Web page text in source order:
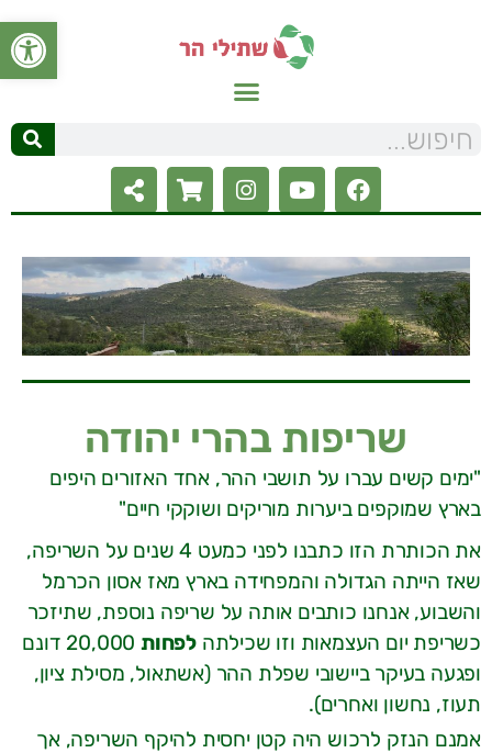
פתח
שריפות בהרי יהודה
"ימים קשים עברו על תושבי ההר, אחד האזורים היפים
בארץ שמוקפים ביערות מוריקים ושוקקי חיים"
את הכותרת הזו כתבנו לפני כמעט 4 שנים על השריפה,
שאז הייתה הגדולה והמפחידה בארץ מאז אסון הכרמל
והשבוע, אנחנו כותבים אותה על שריפה נוספת, שתיזכר
כשריפת יום העצמאות וזו שכילתה לפחות
20,000 דונם
ופגעה בעיקר ביישובי שפלת ההר (אשתאול, מסילת ציון,
תעוז, נחשון ואחרים).
אמנם הנזק לרכוש היה קטן יחסית להיקף השריפה, אך